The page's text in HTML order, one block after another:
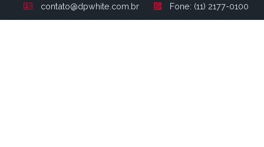
contato@dpwhite.com.br
Fone: (11) 2177-0100